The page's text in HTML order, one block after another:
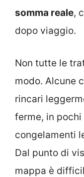
somma reale,
dopo viaggio.
Non tutte le
modo. Alcune
rincari
ferme, in
congelamenti
Dal punto di
mappa è